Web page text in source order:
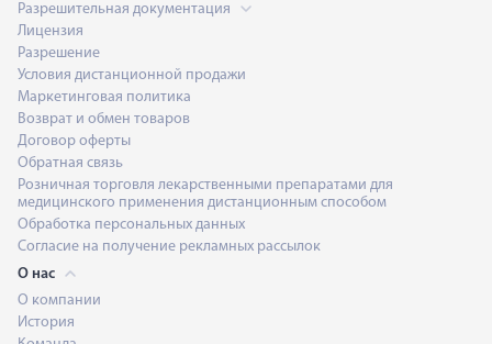
Разрешительная документация
Лицензия
Разрешение
Условия дистанционной продажи
Маркетинговая политика
Возврат и обмен товаров
Договор оферты
Обратная связь
Розничная торговля лекарственными препаратами для
медицинского применения дистанционным способом
Обработка персональных данных
Согласие на получение рекламных рассылок
О нас
О компании
История